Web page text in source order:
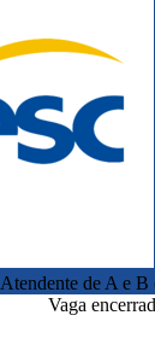
Atendente de A e
Vaga